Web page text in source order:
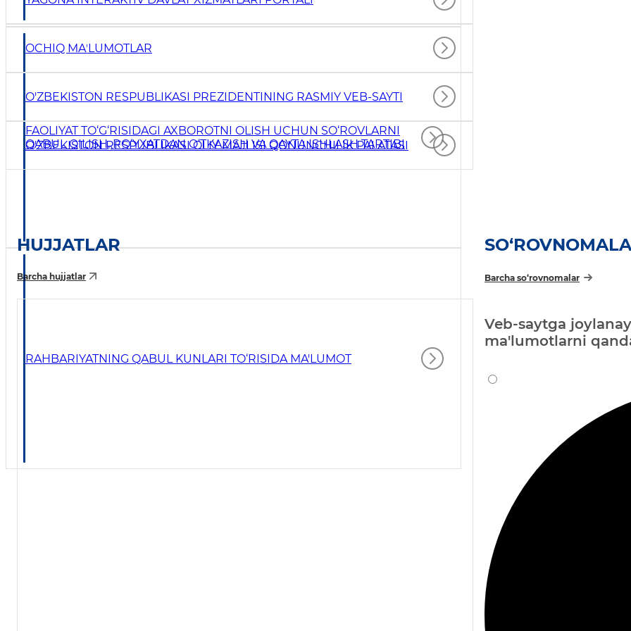
FAOLIYAT TO‘G‘RISIDAGI AXBOROTNI OLISH UCHUN SO‘ROVLARNI
QABUL QILISH, RO‘YXATDAN O‘TKAZISH VA QAYTA ISHLASH TARTIBI
RAHBARIYATNING QABUL KUNLARI TO‘RISIDA MA'LUMOT
OCHIQ MAʼLUMOTLAR
O'ZBEKISTON RESPUBLIKASI PREZIDENTINING RASMIY VEB-SAYTI
O'ZBEKISTON RESPUBLIKASI OLIY MAJLISI QONUNCHILIK PALATASI
HUJJATLAR
Barcha hujjatlar Barcha so‘rovnomalar
Veb-saytga
ma'lumotlarni